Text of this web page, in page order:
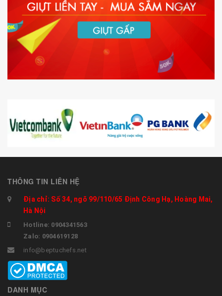
THÔNG TIN LIÊN HỆ
Địa chỉ: Số 34, ngõ 99/110/65 Định Công Hạ, Hoàng Mai,
Hà Nội
Hotline: 0904341563
Zalo: 0904619128
info@beptuchefs.net
DANH MỤC